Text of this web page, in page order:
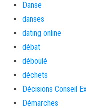
Danse
danses
dating online
débat
déboulé
déchets
Décisions Conseil
Démarches